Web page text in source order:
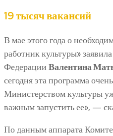
19 тысяч вакансий
В мае этого года о
работник культуры»
Федерации Валентина
сегодня эта программа
Министерством культуры
важным запустить ее», —
По данным аппарата